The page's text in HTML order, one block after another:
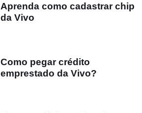
Aprenda como cadastrar chip
da Vivo
Como pegar crédito
emprestado da Vivo?